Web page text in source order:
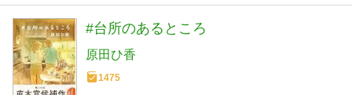
#台所のあるところ
原田ひ香
1475